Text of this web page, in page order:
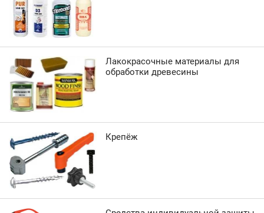
Лакокрасочные материалы для
обработки древесины
Крепёж